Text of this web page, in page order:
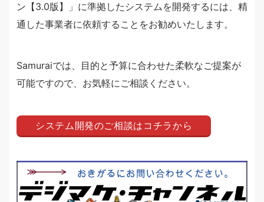
ン【3.0版】」に準拠したシステムを開発するには、精
通した事業者に依頼することをお勧めいたします。
Samuraiでは、目的と予算に合わせた柔軟なご提案が
可能ですので、お気軽にご相談ください。
システム開発のご相談はコチラから